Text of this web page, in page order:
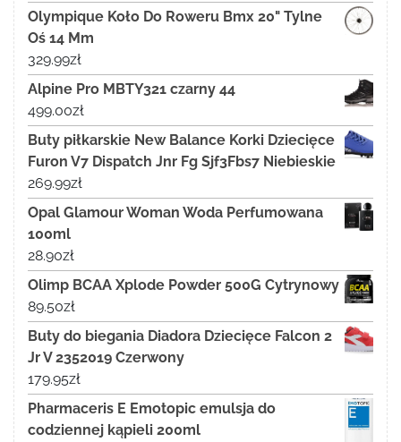
Olympique Koło Do Roweru Bmx 20" Tylne
Oś 14 Mm
329.99zł
Alpine Pro MBTY321 czarny 44
499.00zł
Buty piłkarskie New Balance Korki Dziecięce
Furon V7 Dispatch Jnr Fg Sjf3Fbs7 Niebieskie
269.99zł
Opal Glamour Woman Woda Perfumowana
100ml
28.90zł
Olimp BCAA Xplode Powder 500G Cytrynowy
89.50zł
Buty do biegania Diadora Dziecięce Falcon 2
Jr V 2352019 Czerwony
179.95zł
Pharmaceris E Emotopic emulsja do
codziennej kąpieli 200ml